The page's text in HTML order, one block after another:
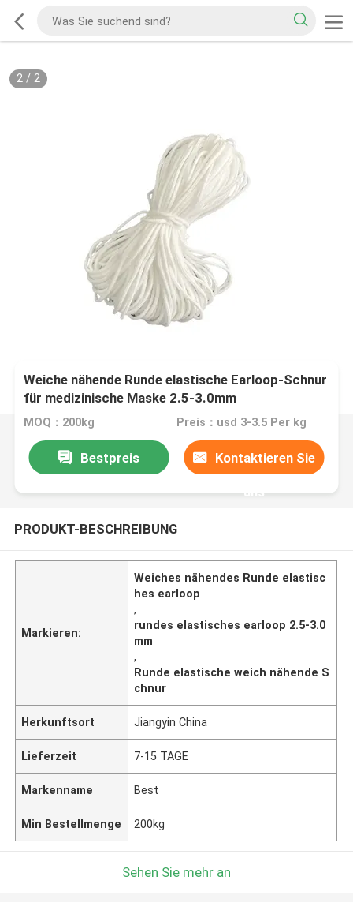
2/ 2
Weiche nähende Runde elastische Earloop-Schnur
für medizinische Maske 2.5-3.0mm
MOQ：200kg Preis：usd 3-3.5 Per kg
Bestpreis Kontaktieren Sie
uns
PRODUKT-BESCHREIBUNG
Markieren:
Weiches nähendes Runde elastisc
hes earloop
,
rundes elastisches earloop 2.5-3.0
mm
,
Runde elastische weich nähende S
chnur
Herkunftsort Jiangyin China
Lieferzeit 7-15 TAGE
Markenname Best
Min Bestellmenge 200kg
Sehen Sie mehr an